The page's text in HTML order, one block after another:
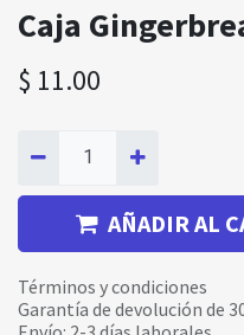
Caja
$ 11.00
AÑADIR AL
Términos y condiciones
Garantía de devolución de